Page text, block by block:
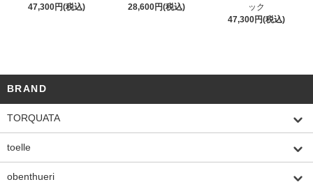
47,300円(税込)
28,600円(税込)
ック
47,300円(税込)
BRAND
TORQUATA
toelle
obenthueri